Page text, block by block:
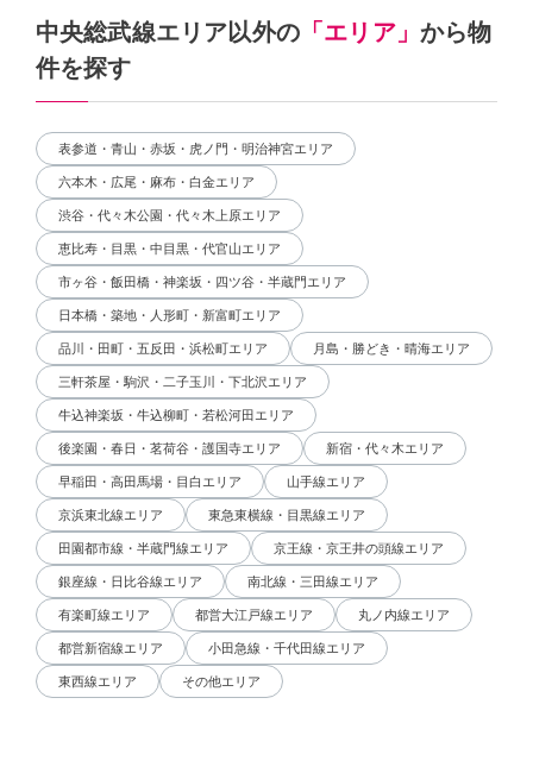
中央総武線エリア以外の 「エリア」から物
件を探す
表参道・青山・赤坂・虎ノ門・明治神宮エリア
六本木・広尾・麻布・白金エリア
渋谷・代々木公園・代々木上原エリア
恵比寿・目黒・中目黒・代官山エリア
市ヶ谷・飯田橋・神楽坂・四ツ谷・半蔵門エリア
日本橋・築地・人形町・新富町エリア
品川・田町・五反田・浜松町エリア 月島・勝どき・晴海エリア
三軒茶屋・駒沢・二子玉川・下北沢エリア
牛込神楽坂・牛込柳町・若松河田エリア
後楽園・春日・茗荷谷・護国寺エリア 新宿・代々木エリア
早稲田・高田馬場・目白エリア 山手線エリア
京浜東北線エリア 東急東横線・目黒線エリア
田園都市線・半蔵門線エリア 京王線・京王井の頭線エリア
銀座線・日比谷線エリア 南北線・三田線エリア
有楽町線エリア 都営大江戸線エリア 丸ノ内線エリア
都営新宿線エリア 小田急線・千代田線エリア
東西線エリア その他エリア